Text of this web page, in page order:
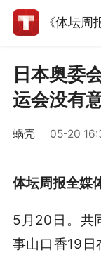
《体坛
日本奥委
运会没有
蜗壳 05-20
体坛周报全媒
5月20日。共
事山口香19